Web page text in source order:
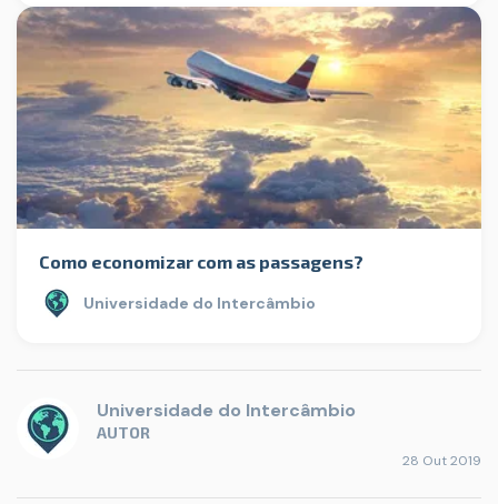
Como economizar com as passagens?
Universidade do Intercâmbio
Universidade do Intercâmbio
AUTOR
28 Out 2019